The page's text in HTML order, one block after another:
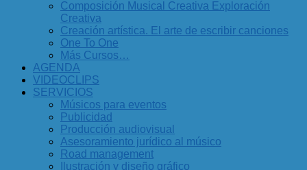
Composición Musical Creativa Exploración
Creativa
Creación artística. El arte de escribir canciones
One To One
Más Cursos…
AGENDA
VIDEOCLIPS
SERVICIOS
Músicos para eventos
Publicidad
Producción audiovisual
Asesoramiento jurídico al músico
Road management
Ilustración y diseño gráfico